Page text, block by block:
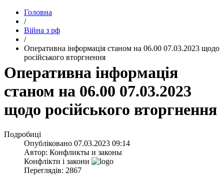
Головна
/
Війна з рф
/
​Оперативна інформація станом на 06.00 07.03.2023 щодо
російського вторгнення
​Оперативна інформація
станом на 06.00 07.03.2023
щодо російського вторгнення
Подробиці
Опубліковано 07.03.2023 09:14
Автор: Конфликты и законы
Конфлікти і закони
Переглядів: 2867